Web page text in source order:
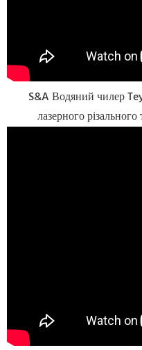
S&A Водяний чилер
лазерного